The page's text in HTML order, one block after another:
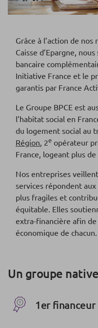
Grâce à l’action de
Caisse d’Epargne,
bancaire
Initiative France et le
garantis par France
Le Groupe BPCE est
l’habitat social en
du logement social au
Région , 2e opérateur
France, logeant plus
Nos entreprises
services répondent
plus fragiles et
équitable. Elles
extra-financière afin
économique de chacun.
Un groupe
1er